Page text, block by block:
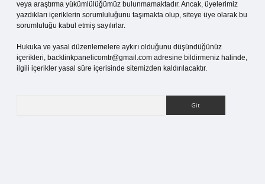
veya araştırma yükümlülüğümüz bulunmamaktadır. Ancak, üyelerimiz
yazdıkları içeriklerin sorumluluğunu taşımakta olup, siteye üye olarak bu
sorumluluğu kabul etmiş sayılırlar.
Hukuka ve yasal düzenlemelere aykırı olduğunu düşündüğünüz
içerikleri, backlinkpanelicomtr@gmail.com adresine bildirmeniz halinde,
ilgili içerikler yasal süre içerisinde sitemizden kaldırılacaktır.